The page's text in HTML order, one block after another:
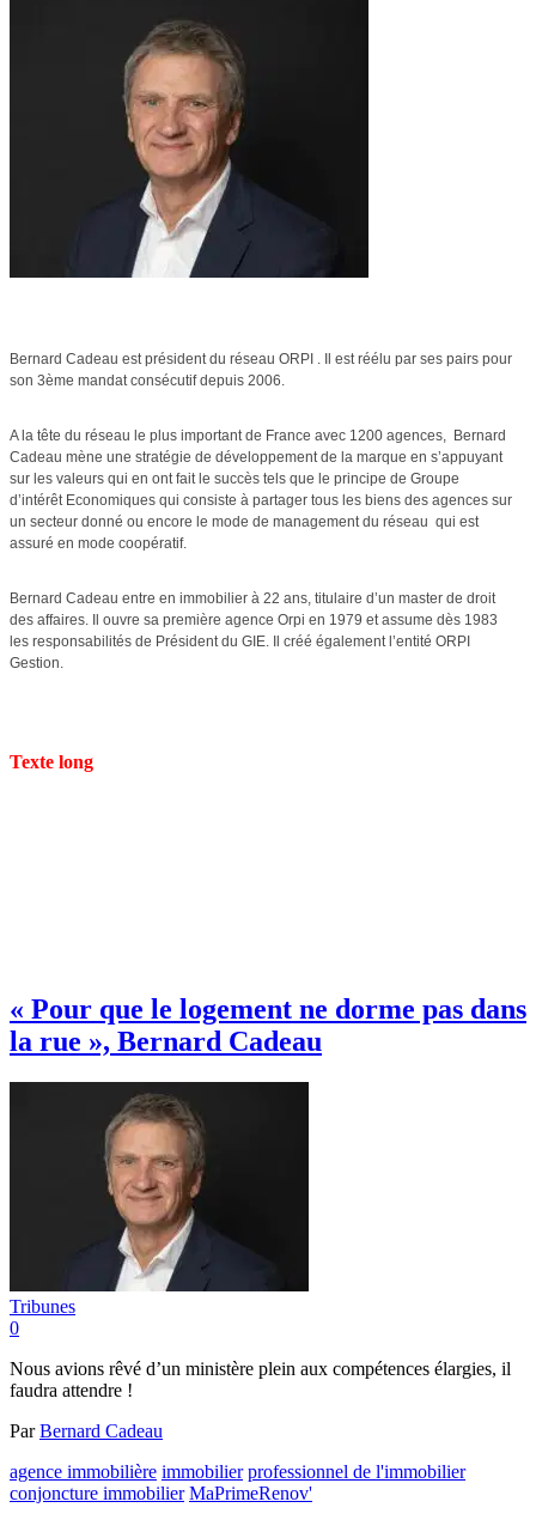
Bernard Cadeau est président du réseau ORPI . Il est réélu par ses pairs pour
son 3ème mandat consécutif depuis 2006.
A la tête du réseau le plus important de France avec 1200 agences, Bernard
Cadeau mène une stratégie de développement de la marque en s’appuyant
sur les valeurs qui en ont fait le succès tels que le principe de Groupe
d’intérêt Economiques qui consiste à partager tous les biens des agences sur
un secteur donné ou encore le mode de management du réseau qui est
assuré en mode coopératif.
Bernard Cadeau entre en immobilier à 22 ans, titulaire d’un master de droit
des affaires. Il ouvre sa première agence Orpi en 1979 et assume dès 1983
les responsabilités de Président du GIE. Il créé également l’entité ORPI
Gestion.
Texte long
« Pour que le logement ne dorme pas dans
la rue », Bernard Cadeau
Tribunes
0
Nous avions rêvé d’un ministère plein aux compétences élargies, il
faudra attendre !
ParBernard Cadeau
agence immobilière immobilier professionnel de l'immobilier
conjoncture immobilier MaPrimeRenov'